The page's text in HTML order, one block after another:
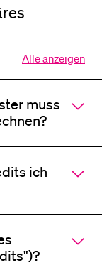
Alle anzeigen
Sektionen
muss
ich